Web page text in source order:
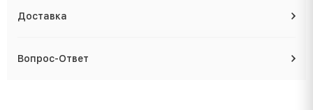
Доставка
Вопрос-Ответ